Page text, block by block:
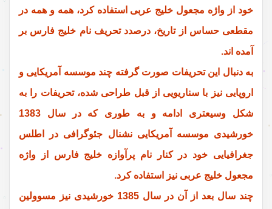
خود از واژه مجعول خلیج عربی استفاده کرد، همه و همه در
مقطعی حساس از تاریخ، درصدد تحریف نام خلیج فارس بر
آمده اند.
به دنبال این تحریفات صورت گرفته چند موسسه آمریکایی و
اروپایی نیز با سناریویی از قبل طراحی شده، تحریفات را به
شکل وسیعتری ادامه و به طوری که در سال 1383
خورشیدی موسسه آمریکایی نشنال جئوگرافی در اطلس
جغرافیایی خود در کنار نام پرآوازه خلیج فارس از واژه
مجعول خلیج عربی نیز استفاده کرد.
چند سال بعد از آن در سال 1385 خورشیدی نیز مسوولین